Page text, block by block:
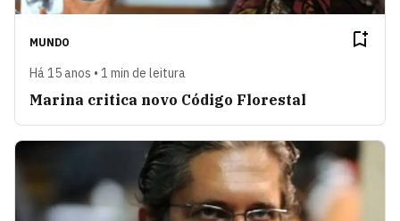
MUNDO
Há 15 anos • 1 min de leitura
Marina critica novo Código Florestal